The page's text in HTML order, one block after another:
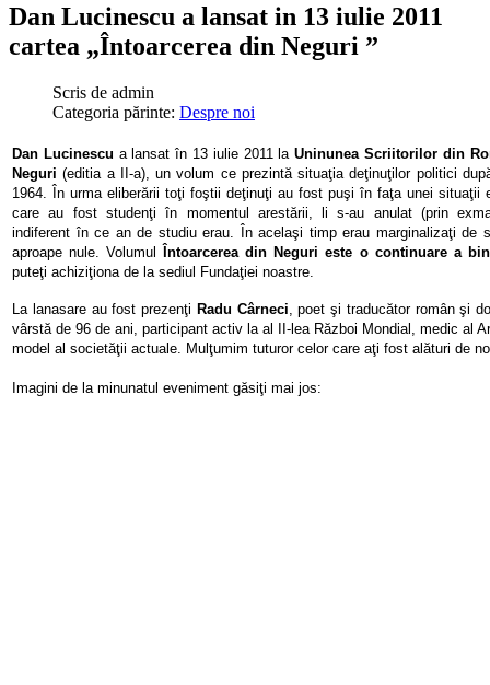
Dan Lucinescu a lansat in 13 iulie 2011
cartea „Întoarcerea din Neguri ”
Scris de admin
Categoria părinte: Despre noi
Dan Lucinescu a lansat în 13 iulie 2011 laUninunea Scriitorilor din
Neguri(editia a II-a), un volum ce prezintă situaţia deţinuţilor politici
1964. În urma eliberării toţi foştii deţinuţi au fost puşi în faţa unei situaţii
care au fost studenţi în momentul arestării, li s-au anulat (prin
indiferent în ce an de studiu erau. În acelaşi timp erau marginalizaţi de
aproape nule. Volumul Întoarcerea din Neguri este o continuare a
puteţi achiziţiona de la sediul Fundaţiei noastre.
La lanasare au fost prezenţi Radu Cârneci , poet şi traducător român şi
vârstă de 96 de ani, participant activ la al II-lea Război Mondial, medic al
model al societăţii actuale. Mulţumim tuturor celor care aţi fost alături de
Imagini de la minunatul eveniment găsiţi mai jos: